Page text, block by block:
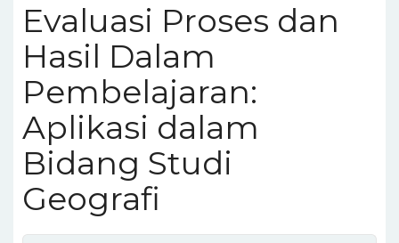
Evaluasi Proses dan
Hasil Dalam
Pembelajaran:
Aplikasi dalam
Bidang Studi
Geografi